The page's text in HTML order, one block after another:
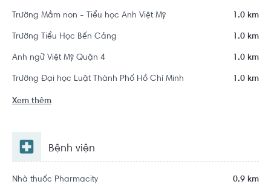
Trường Mầm non - Tiểu học Anh Việt Mỹ 1.0 km
Trường Tiểu Học Bến Cảng 1.0 km
Anh ngữ Việt Mỹ Quận 4 1.0 km
Trường Đại học Luật Thành Phố Hồ Chí Minh 1.0 km
Xem thêm
Bệnh viện
Nhà thuốc Pharmacity 0.9 km